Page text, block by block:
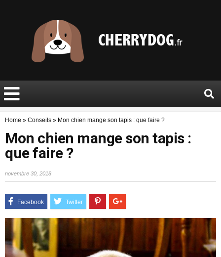
Home » Conseils » Mon chien mange son tapis : que faire ?
Mon chien mange son tapis :
que faire ?
novembre 30, 2018